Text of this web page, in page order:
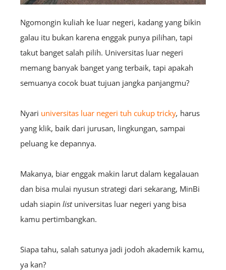
Ngomongin kuliah ke luar negeri, kadang yang bikin
galau itu bukan karena enggak punya pilihan, tapi
takut banget salah pilih. Universitas luar negeri
memang banyak banget yang terbaik, tapi apakah
semuanya cocok buat tujuan jangka panjangmu?
Nyari universitas luar negeri tuh cukup tricky, harus
yang klik, baik dari jurusan, lingkungan, sampai
peluang ke depannya.
Makanya, biar enggak makin larut dalam kegalauan
dan bisa mulai nyusun strategi dari sekarang, MinBi
udah siapin listuniversitas luar negeri yang bisa
kamu pertimbangkan.
Siapa tahu, salah satunya jadi jodoh akademik kamu,
ya kan?